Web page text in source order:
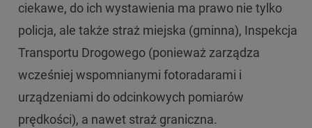
ciekawe, do ich wystawienia ma prawo nie tylko
policja, ale także straż miejska (gminna), Inspekcja
Transportu Drogowego (ponieważ zarządza
wcześniej wspomnianymi fotoradarami i
urządzeniami do odcinkowych pomiarów
prędkości), a nawet straż graniczna.